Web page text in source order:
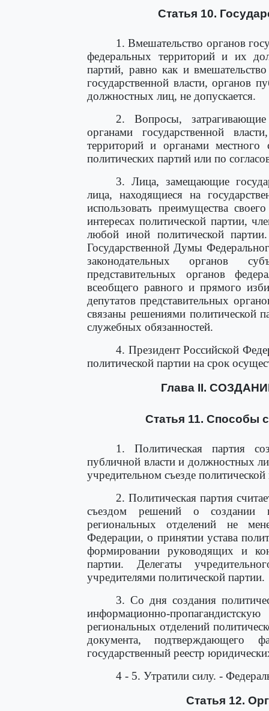
Статья 10.
1. Вмешательство органов
федеральных территорий и их
партий, равно как и
государственной власти, органов
должностных лиц, не допускается.
2. Вопросы,
органами государственной
территорий и органами местного
политических партий или по
3. Лица, замещающие
лица, находящиеся на
использовать преимущества
интересах политической партии,
любой иной политической
Государственной Думы
законодательных органов
представительных органов
всеобщего равного и прямого
депутатов представительных
связаны решениями политической
служебных обязанностей.
4. Президент Российской
политической партии на срок
Глава II.
Статья 11. Способы
1. Политическая партия
публичной власти и должностных
учредительном съезде политической
2. Политическая партия
съездом решений о создании
региональных отделений не
Федерации, о принятии устава
формировании руководящих и
партии. Делегаты
учредителями политической партии.
3. Со дня создания
информационно-
региональных отделений
документа,
государственный реестр
4 - 5. Утратили силу. -
Статья 12.